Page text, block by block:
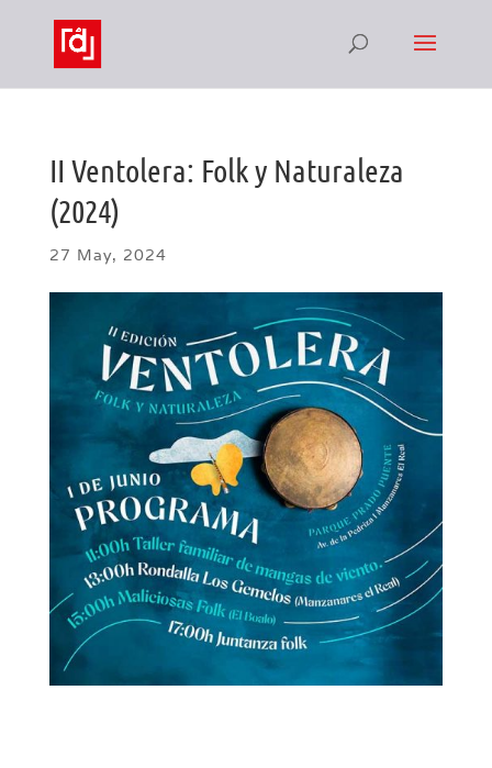
II Ventolera: Folk y Naturaleza
(2024)
27 May, 2024